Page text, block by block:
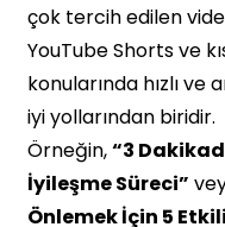
çok tercih edilen
YouTube Shorts ve
konularında hızlı ve
iyi yollarından biridir.
Örneğin,“3
İyileşme Süreci”
Önlemek İçin 5